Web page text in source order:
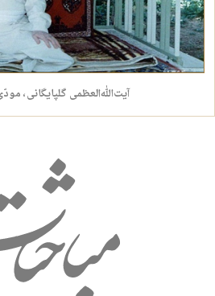
آیت‌الله‌العظمی گلپایگانی،